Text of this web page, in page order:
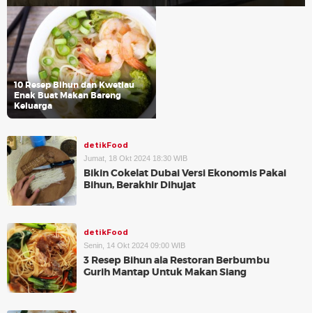
10 Resep Bihun dan Kwetiau
Enak Buat Makan Bareng
Keluarga
detikFood
Jumat, 18 Okt 2024 18:30 WIB
Bikin Cokelat Dubai Versi Ekonomis Pakai
Bihun, Berakhir Dihujat
detikFood
Senin, 14 Okt 2024 09:00 WIB
3 Resep Bihun ala Restoran Berbumbu
Gurih Mantap Untuk Makan Siang